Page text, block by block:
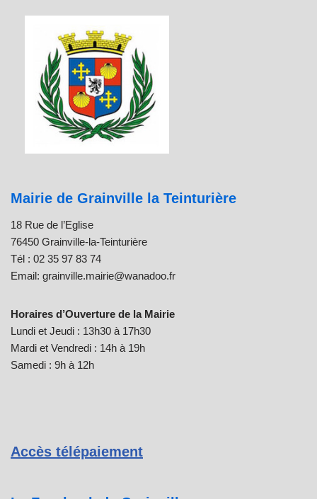
Mairie de Grainville la Teinturière
18 Rue de l’Eglise
76450 Grainville-la-Teinturière
Tél : 02 35 97 83 74
Email: grainville.mairie@wanadoo.fr
Horaires d’Ouverture de la Mairie
Lundi et Jeudi : 13h30 à 17h30
Mardi et Vendredi : 14h à 19h
Samedi : 9h à 12h
Accès télépaiement